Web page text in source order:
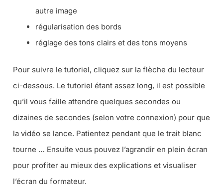
autre image
régularisation des bords
réglage des tons clairs et des tons moyens
Pour suivre le tutoriel, cliquez sur la flèche du lecteur
ci-dessous. Le tutoriel étant assez long, il est possible
qu’il vous faille attendre quelques secondes ou
dizaines de secondes (selon votre connexion) pour que
la vidéo se lance. Patientez pendant que le trait blanc
tourne … Ensuite vous pouvez l’agrandir en plein écran
pour profiter au mieux des explications et visualiser
l’écran du formateur.